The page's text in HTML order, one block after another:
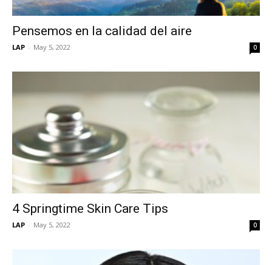
Pensemos en la calidad del aire
LAP - May 5, 2022 0
4 Springtime Skin Care Tips
LAP - May 5, 2022 0